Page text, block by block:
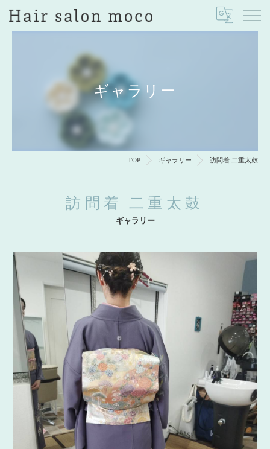
ギャラリー
TOP ギャラリー 訪問着 二重太鼓
ギャラリー
訪問着 二重太鼓